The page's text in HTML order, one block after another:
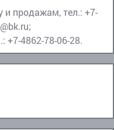
и продажам, тел.: +7-
;
+7-4862-78-06-28.